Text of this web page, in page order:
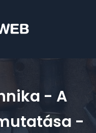
- A
-